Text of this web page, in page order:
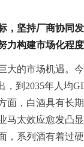
，坚持厂商协同
构建市场化程
大的市场机遇。
到2035年人均
，白酒具有长
太效应愈发凸
系列酒有着过